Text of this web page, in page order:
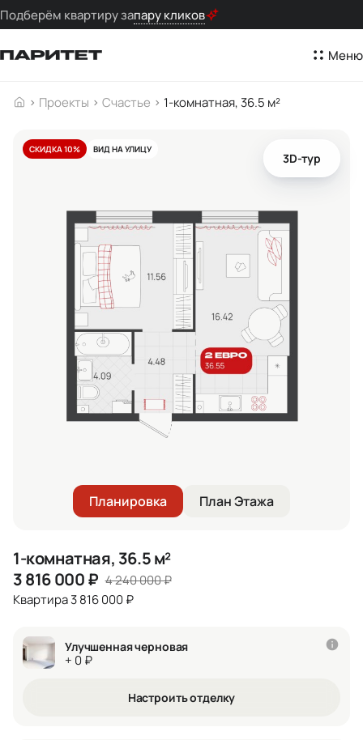
Подберём квартиру запару кликов
Меню
Проекты Счастье 1-комнатная, 36.5 м²
СКИДКА 10% ВИД НА УЛИЦУ
Планировка План Этажа
3D-тур
1-комнатная, 36.5 м²
3 816 000₽ 4 240 000₽
Квартира 3 816 000 ₽
Улучшенная черновая
+ 0 ₽
Настроить отделку